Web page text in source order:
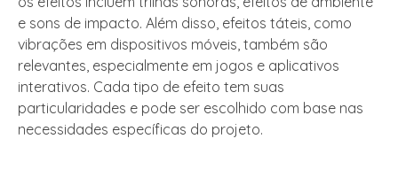
e sons de impacto. Além disso, efeitos táteis, como
vibrações em dispositivos móveis, também são
relevantes, especialmente em jogos e aplicativos
interativos. Cada tipo de efeito tem suas
particularidades e pode ser escolhido com base nas
necessidades específicas do projeto.